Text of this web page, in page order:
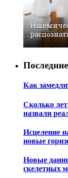
Как
Сколько
назвали
Исцеление
новые
Новые
скелетных